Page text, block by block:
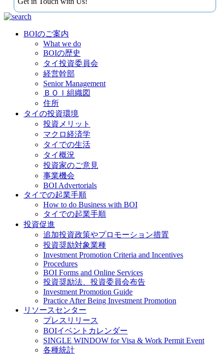
BOIのご案内
What we do
BOIの歴史
タイ投資委員会
経営幹部
Senior Management
ＢＯＩ組織図
住所
タイの投資環境
投資メリット
マクロ経済学
タイでの生活
タイ概況
投資家のご意見
事業機会
BOI Advertorials
タイでの起業手順
How to do Business with BOI
タイでの起業手順
投資促進
追加投資政策やプロモーション措置
投資奨励対象業種
Investment Promotion Criteria and Incentives
Procedures
BOI Forms and Online Services
投資奨励法、投資委員会布告
Investment Promotion Guide
Practice After Being Investment Promotion
リソースセンター
プレスリリース
BOIイベントカレンダー
SINGLE WINDOW for Visa & Work Permit Event
各種統計